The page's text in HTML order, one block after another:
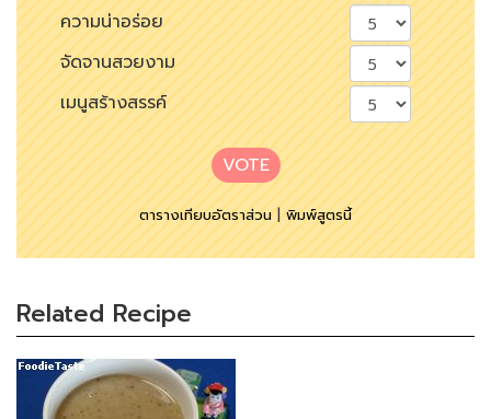
ความน่าอร่อย
จัดจานสวยงาม
เมนูสร้างสรรค์
VOTE
ตารางเทียบอัตราส่วน|พิมพ์สูตรนี้
Related Recipe